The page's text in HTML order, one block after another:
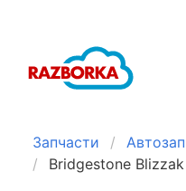
Запчасти
Bridgestone